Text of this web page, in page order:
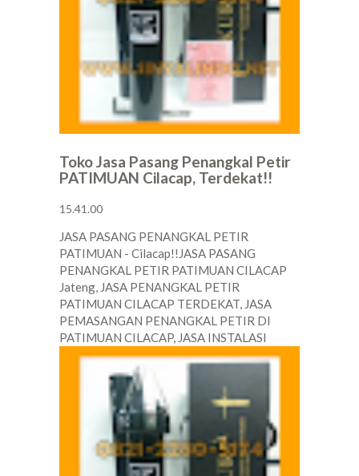
Toko Jasa Pasang Penangkal Petir
PATIMUAN Cilacap, Terdekat!!
15.41.00
JASA PASANG PENANGKAL PETIR
PATIMUAN - Cilacap!!JASA PASANG
PENANGKAL PETIR PATIMUAN CILACAP
Jateng, JASA PENANGKAL PETIR
PATIMUAN CILACAP TERDEKAT, JASA
PEMASANGAN PENANGKAL PETIR DI
PATIMUAN CILACAP, JASA INSTALASI